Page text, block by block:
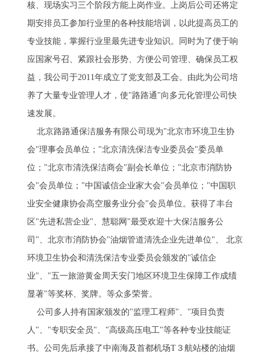
核、现场实习三个阶段方能上岗作业。上岗后公司还将定
期安排员工参加行业里的各种技能培训，以此提高员工的
专业技能，掌握行业里最先进专业知识。同时为了便于响
应国家号召、紧跟社会形势、方便公司管理、确保员工权
益，我公司于2011年成立了党支部及工会。由此为公司培
养了大量专业管理人才，使"路路通"向多元化管理公司快
速发展。
北京路路通保洁服务有限公司现为"北京市环境卫生协
会"理事会员单位；"北京清洗保洁专业委员会"委员单
位；"北京市清洗保洁商会"副会长单位；"北京市消防协
会"会员单位；"中国诚信企业家大会"会员单位；"中国职
业安全健康协会高空服务业分会"会员单位。获得了丰台
区"先进私营企业"、慧聪网"最受欢迎十大保洁服务公
司"、北京市消防协会"油烟管道清洗企业先进单位"、 北京
环境卫生协会和清洗保洁专业委员会颁发的"诚信企
业"、"五一旅游黄金周天安门地区环境卫生保障工作成绩
显著"等奖杯、奖牌。等众多荣誉。
公司多人持有国家颁发的"监理工程师"、"项目负责
人"、"专职安全员"、"高级高压电工"等各种专业技能证
书。公司先后承接了中南海及首都机场T３航站楼的油烟